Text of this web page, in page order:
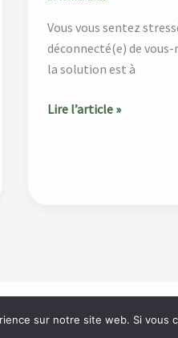
Vous vous sentez
déconnecté(e) de vous-
la solution est à
Lire l’article »
sur notre site web. Si